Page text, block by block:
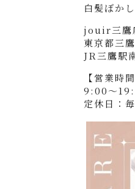
白髪ぼか
jouir三鷹
東京都三
JR三鷹駅
【営業時間
9:00～
定休日：